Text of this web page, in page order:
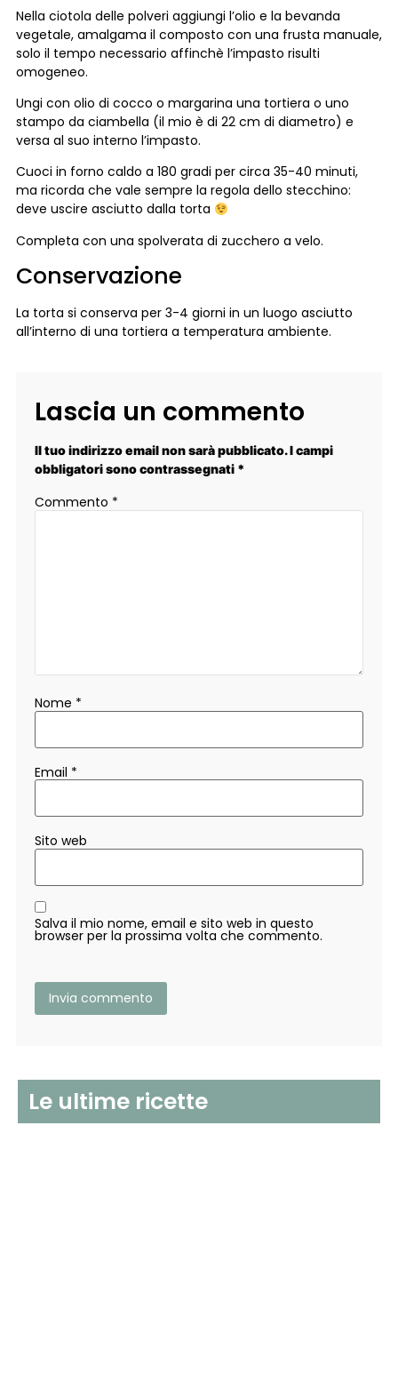
Nella ciotola delle polveri aggiungi l’olio e la bevanda
vegetale, amalgama il composto con una frusta manuale,
solo il tempo necessario affinchè l’impasto risulti
omogeneo.
Ungi con olio di cocco o margarina una tortiera o uno
stampo da ciambella (il mio è di 22 cm di diametro) e
versa al suo interno l’impasto.
Cuoci in forno caldo a 180 gradi per circa 35-40 minuti,
ma ricorda che vale sempre la regola dello stecchino:
deve uscire asciutto dalla torta
Completa con una spolverata di zucchero a velo.
Conservazione
La torta si conserva per 3-4 giorni in un luogo asciutto
all’interno di una tortiera a temperatura ambiente.
Lascia un commento
Il tuo indirizzo email non sarà pubblicato. I campi
obbligatori sono contrassegnati *
Commento *
Nome *
Email *
Sito web
Salva il mio nome, email e sito web in questo
browser per la prossima volta che commento.
Le ultime ricette